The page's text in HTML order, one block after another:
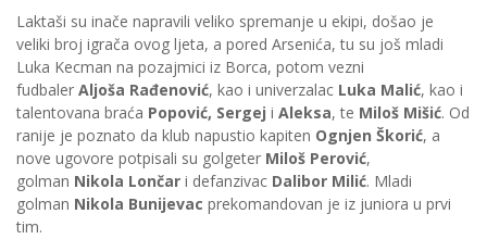
Laktaši su inače napravili veliko spremanje u ekipi, došao je
veliki broj igrača ovog ljeta, a pored Arsenića, tu su još mladi
Luka Kecman na pozajmici iz Borca, potom vezni
fudbaler Aljoša Rađenović, kao i univerzalac Luka Malić, kao i
talentovana braća Popović, Sergej i Aleksa, te Miloš Mišić. Od
ranije je poznato da klub napustio kapiten Ognjen Škorić, a
nove ugovore potpisali su golgeter Miloš Perović,
golman Nikola Lončar i defanzivac Dalibor Milić. Mladi
golman Nikola Bunijevac prekomandovan je iz juniora u prvi
tim.